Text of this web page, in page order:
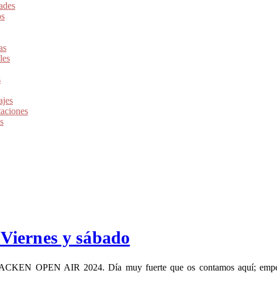
y sábado
OPEN AIR 2024. Día muy fuerte que os contamos aquí;